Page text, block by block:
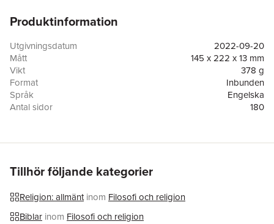
Produktinformation
Utgivningsdatum
2022-09-20
Mått
145 x 222 x 13 mm
Vikt
378 g
Format
Inbunden
Språk
Engelska
Antal sidor
180
Översättare
James R. Wetmore, James R. Wetmore, James R
Tillhör följande kategorier
Religion: allmänt inom Filosofi och religion
Biblar inom Filosofi och religion